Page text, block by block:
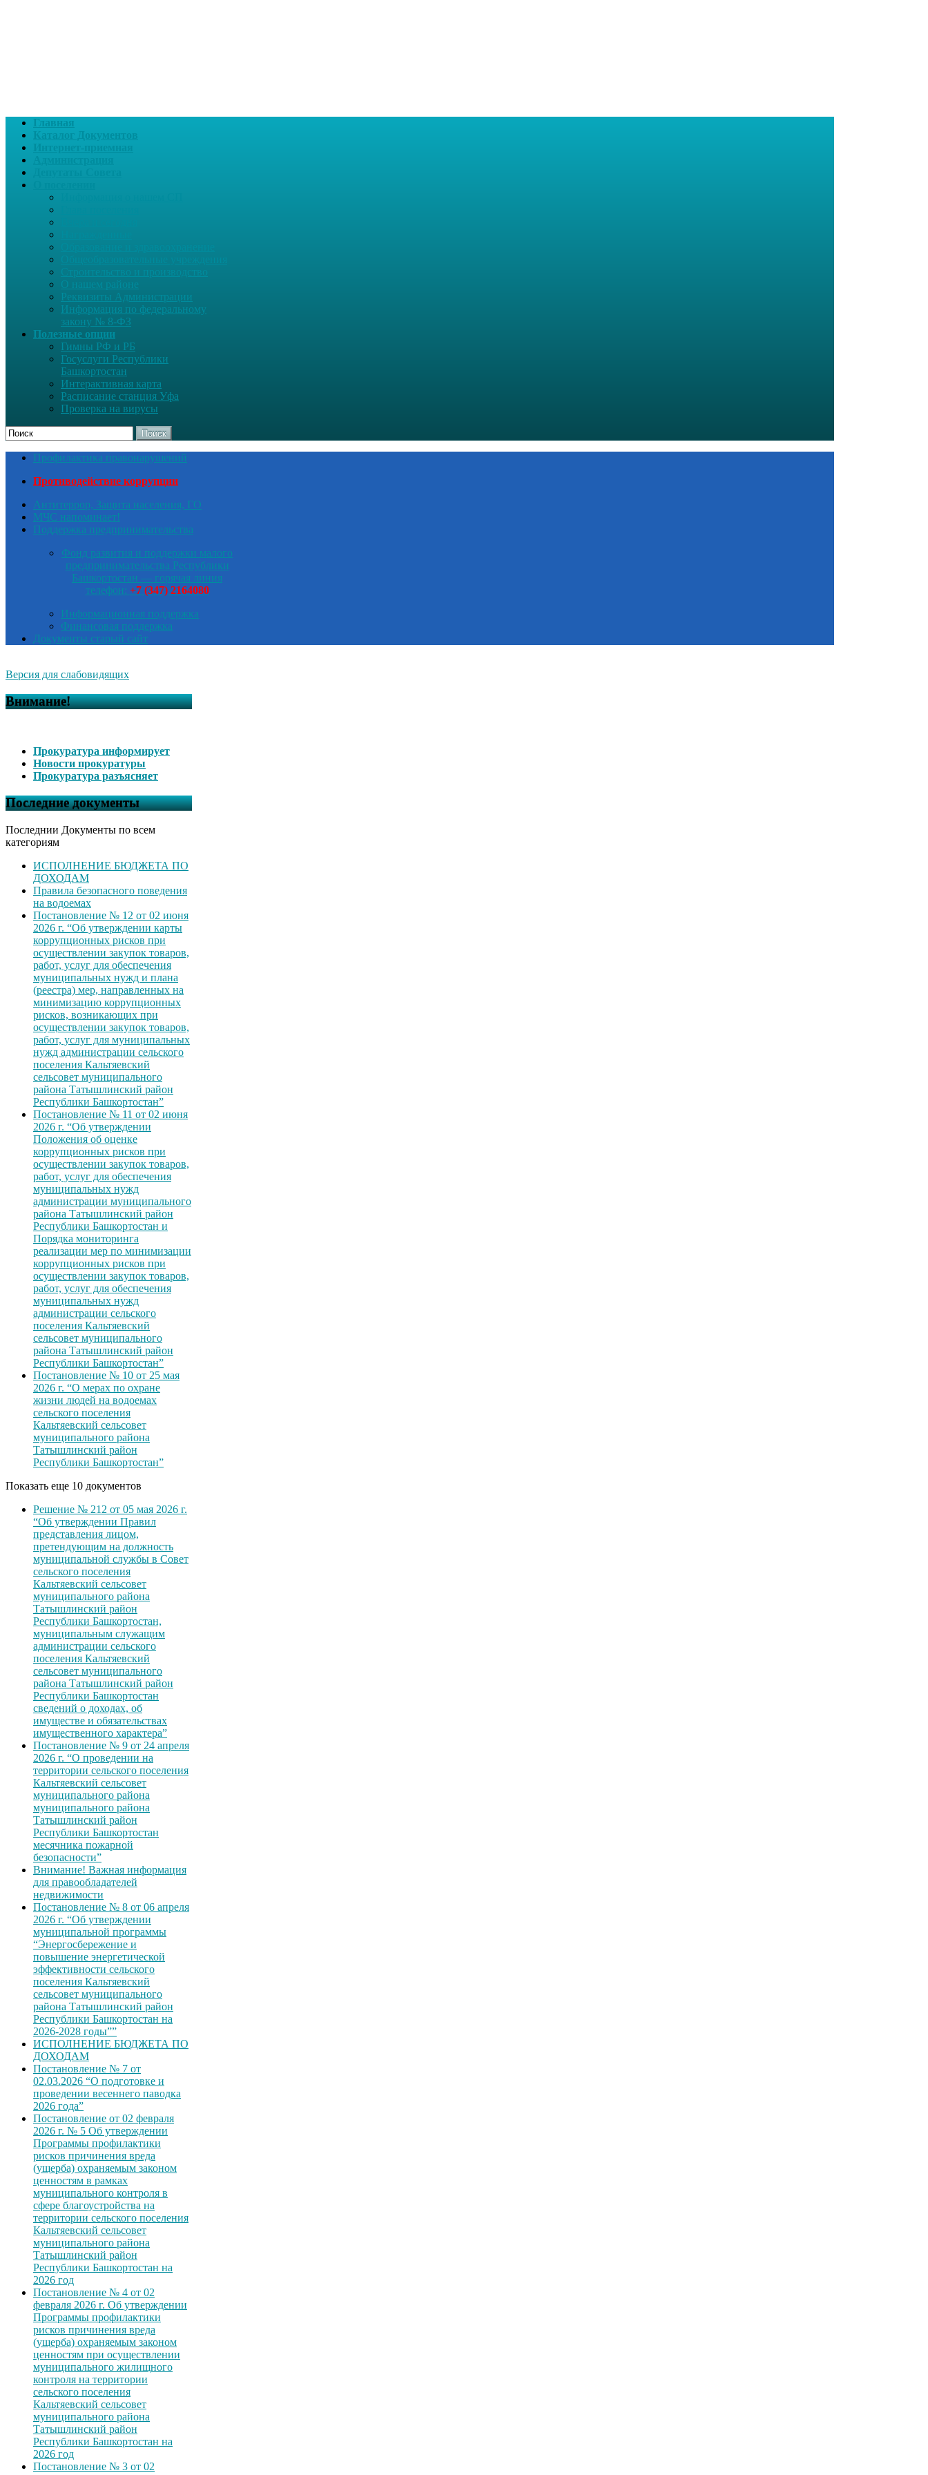
Главная
Каталог Документов
О нашем районе
Реквизиты Администрации
Информация по федеральному
закону № 8-ФЗ
Полезные опции
Гимны РФ и РБ
Госуслуги Республики
Башкортостан
Интерактивная карта
Расписание станция Уфа
Проверка на вирусы
Поиск
Профилактика правонарушений
Противодействие коррупции
Антитеррор, Защита населения, ГО
МЧС напоминает!
Поддержка предпринимательства
Фонд развития и поддержки малого
предпринимательства Республики
Башкортостан — горячая линия
телефон: +7 (347) 2164080
Информационная поддержка
Финансовая поддержка
Документы старый сайт
Версия для слабовидящих
Внимание!
Прокуратура информирует
Новости прокуратуры
Прокуратура разъясняет
Последние документы
Последнии Документы по всем
категориям
ИСПОЛНЕНИЕ БЮДЖЕТА ПО
ДОХОДАМ
Правила безопасного поведения
на водоемах
Постановление № 12 от 02 июня
2026 г. “Об утверждении карты
коррупционных рисков при
осуществлении закупок товаров,
работ, услуг для обеспечения
муниципальных нужд и плана
(реестра) мер, направленных на
минимизацию коррупционных
рисков, возникающих при
осуществлении закупок товаров,
работ, услуг для муниципальных
нужд администрации сельского
поселения Кальтяевский
сельсовет муниципального
района Татышлинский район
Республики Башкортостан”
Постановление № 11 от 02 июня
2026 г. “Об утверждении
Положения об оценке
коррупционных рисков при
осуществлении закупок товаров,
работ, услуг для обеспечения
муниципальных нужд
администрации муниципального
района Татышлинский район
Республики Башкортостан и
Порядка мониторинга
реализации мер по минимизации
коррупционных рисков при
осуществлении закупок товаров,
работ, услуг для обеспечения
муниципальных нужд
администрации сельского
поселения Кальтяевский
сельсовет муниципального
района Татышлинский район
Республики Башкортостан”
Постановление № 10 от 25 мая
2026 г. “О мерах по охране
жизни людей на водоемах
сельского поселения
Кальтяевский сельсовет
муниципального района
Татышлинский район
Республики Башкортостан”
Показать еще 10 документов
Решение № 212 от 05 мая 2026 г.
“Об утверждении Правил
представления лицом,
претендующим на должность
муниципальной службы в Совет
сельского поселения
Кальтяевский сельсовет
муниципального района
Татышлинский район
Республики Башкортостан,
муниципальным служащим
администрации сельского
поселения Кальтяевский
сельсовет муниципального
района Татышлинский район
Республики Башкортостан
сведений о доходах, об
имуществе и обязательствах
имущественного характера”
Постановление № 9 от 24 апреля
2026 г. “О проведении на
территории сельского поселения
Кальтяевский сельсовет
муниципального района
муниципального района
Татышлинский район
Республики Башкортостан
месячника пожарной
безопасности”
Внимание! Важная информация
для правообладателей
недвижимости
Постановление № 8 от 06 апреля
2026 г. “Об утверждении
муниципальной программы
“Энергосбережение и
повышение энергетической
эффективности сельского
поселения Кальтяевский
сельсовет муниципального
района Татышлинский район
Республики Башкортостан на
2026-2028 годы””
ИСПОЛНЕНИЕ БЮДЖЕТА ПО
ДОХОДАМ
Постановление № 7 от
02.03.2026 “О подготовке и
проведении весеннего паводка
2026 года”
Постановление от 02 февраля
2026 г. № 5 Об утверждении
Программы профилактики
рисков причинения вреда
(ущерба) охраняемым законом
ценностям в рамках
муниципального контроля в
сфере благоустройства на
территории сельского поселения
Кальтяевский сельсовет
муниципального района
Татышлинский район
Республики Башкортостан на
2026 год
Постановление № 4 от 02
февраля 2026 г. Об утверждении
Программы профилактики
рисков причинения вреда
(ущерба) охраняемым законом
ценностям при осуществлении
муниципального жилищного
контроля на территории
сельского поселения
Кальтяевский сельсовет
муниципального района
Татышлинский район
Республики Башкортостан на
2026 год
Постановление № 3 от 02